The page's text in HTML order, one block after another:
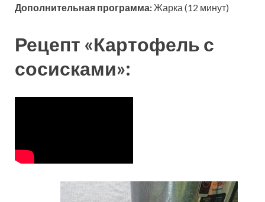
Дополнительная программа: Жарка (12 минут)
Рецепт «Картофель с
сосисками»: